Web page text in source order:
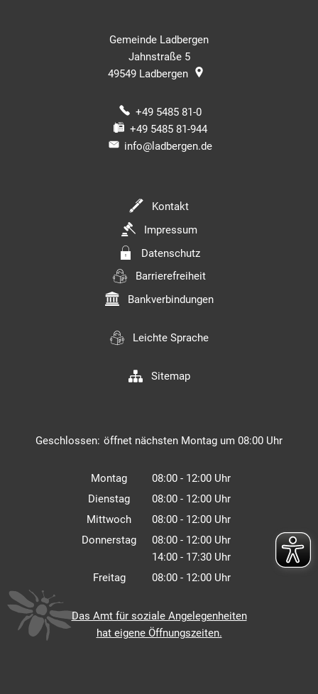
Gemeinde Ladbergen
Jahnstraße 5
49549 Ladbergen
+49 5485 81-0
+49 5485 81-944
info@ladbergen.de
Kontakt
Impressum
Datenschutz
Barrierefreiheit
Bankverbindungen
Leichte Sprache
Sitemap
Klicken, um weitere Öffnungs- oder Schließzeiten
Geschlossen: öffnet nächsten Montag um 08:00 Uhr
Montag 08:00- 12:00Uhr
Von 08:00 bis 12:00 Uhr
Dienstag 08:00- 12:00Uhr
Von 08:00 bis 12:00 Uhr
Mittwoch 08:00- 12:00Uhr
Von 08:00 bis 12:00 Uhr
Donnerstag 08:00- 12:00Uhr
Von 08:00 bis 12:00 Uhr
14:00- 17:30Uhr
Von 14:00 bis 17:30 Uhr
Freitag 08:00- 12:00Uhr
Das Amt für soziale Angelegenheiten
hat eigene Öffnungszeiten.